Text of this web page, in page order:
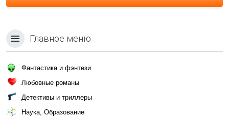
Главное меню
Фантастика и фэнтези
Любовные романы
Детективы и триллеры
Наука, Образование